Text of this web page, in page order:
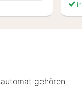
gehören